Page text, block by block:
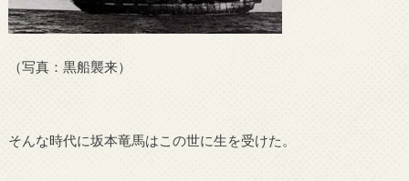
（写真：黒船襲来）
そんな時代に坂本竜馬はこの世に生を受けた。